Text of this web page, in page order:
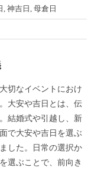
, 神吉日, 母倉日
切なイベントにおけ
大安や吉日とは、伝
結婚式や引越し、新
で大安や吉日を選ぶ
した。日常の選択か
選ぶことで、前向き